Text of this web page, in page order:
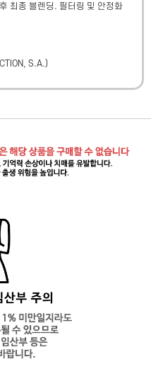
최종 블렌딩. 필터링 및 안정화
S.A.)